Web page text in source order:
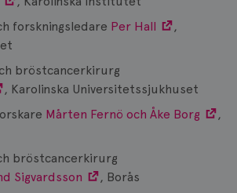
forskningsledare Per Hall
,
bröstcancerkirurg
, Karolinska Universitetssjukhuset
Mårten Fernö och Åke Borg
,
bröstcancerkirurg
Sigvardsson
, Borås